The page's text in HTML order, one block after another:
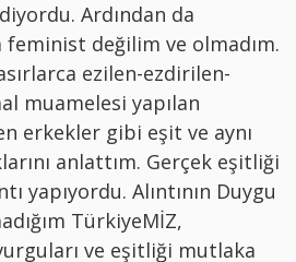
Ardından da
feminist değilim ve olmadım.
ezilen-ezdirilen-
muamelesi yapılan
erkekler gibi eşit ve aynı
anlattım. Gerçek eşitliği
yapıyordu. Alıntının Duygu
TürkiyeMİZ,
ve eşitliği mutlaka